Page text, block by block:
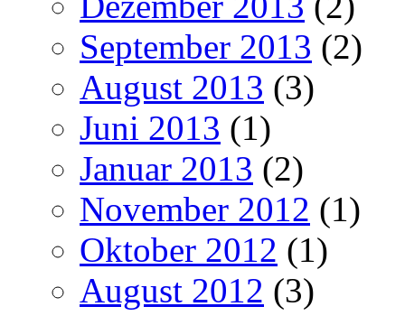
September 2013 (2)
August 2013 (3)
Juni 2013 (1)
Januar 2013 (2)
November 2012 (1)
Oktober 2012 (1)
August 2012 (3)